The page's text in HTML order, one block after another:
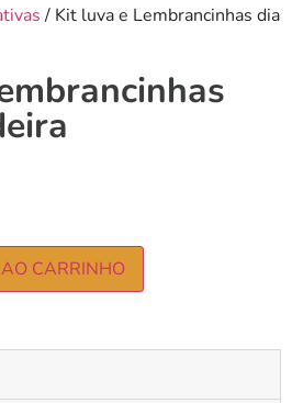
/ Kit luva e Lembrancinhas dia
CARRINHO